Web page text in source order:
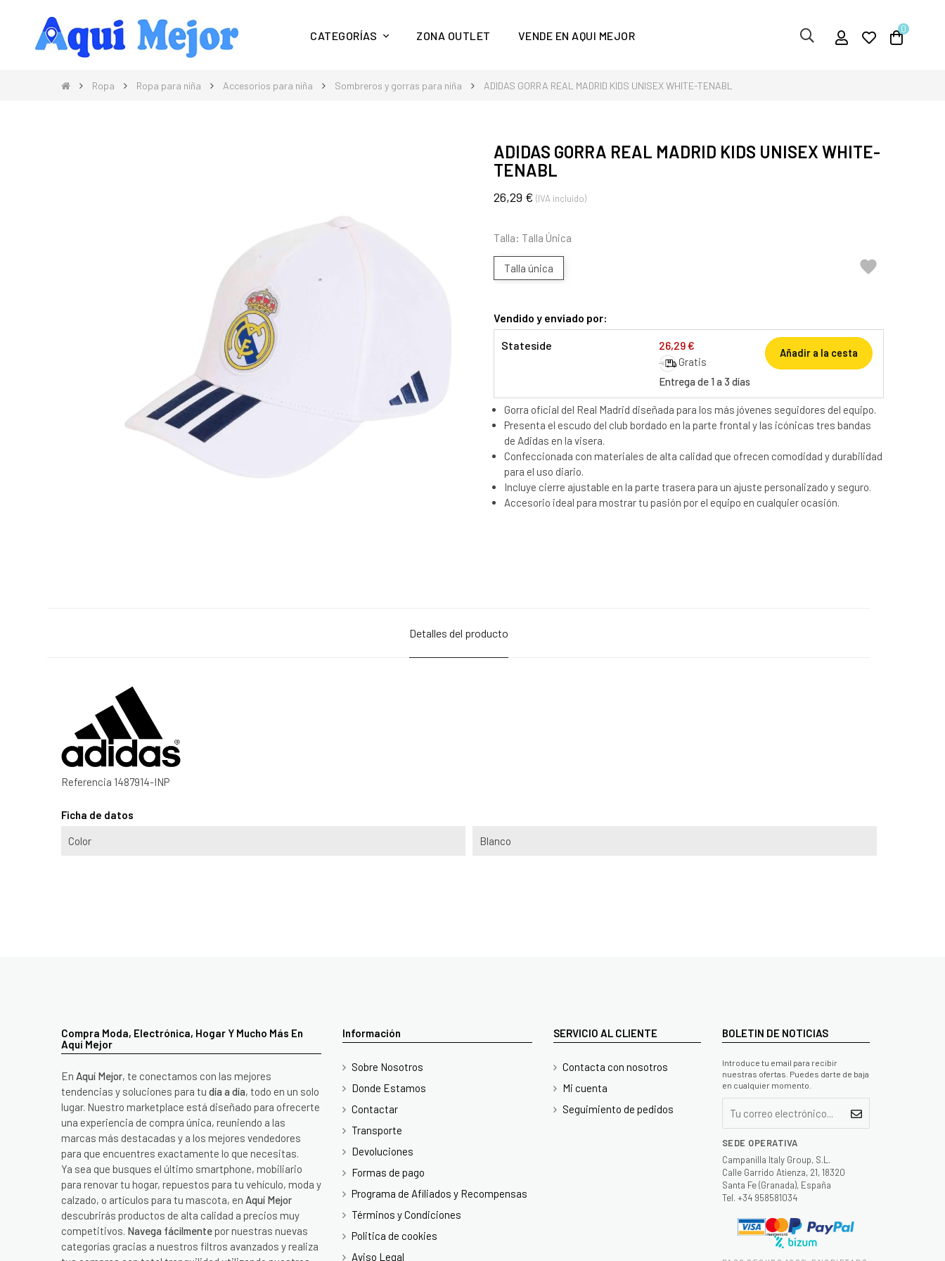
Compra Moda, Electrónica, Hogar y mucho más en Aquí Mejor
CATEGORÍAS ZONA OUTLET VENDE EN AQUI MEJOR 0
Ropa Ropa para niña Accesorios para niña Sombreros y gorras para niña ADIDAS GORRA REAL MADRID KIDS UNISEX WHITE-TENABL
ADIDAS GORRA REAL MADRID KIDS UNISEX WHITE-
TENABL
26,29 € (IVA incluido)
Talla: Talla Única
Talla única 
Vendido y enviado por:
Stateside 26,29 €
Gratis
Entrega de 1 a 3 días
Añadir a la cesta
Gorra oficial del Real Madrid diseñada para los más jóvenes seguidores del equipo.
Presenta el escudo del club bordado en la parte frontal y las icónicas tres bandas
de Adidas en la visera.
Confeccionada con materiales de alta calidad que ofrecen comodidad y durabilidad
para el uso diario.
Incluye cierre ajustable en la parte trasera para un ajuste personalizado y seguro.
Accesorio ideal para mostrar tu pasión por el equipo en cualquier ocasión.
Detalles del producto
Referencia 1487914-INP
Ficha de datos
Color Blanco
Compra Moda, Electrónica, Hogar Y Mucho Más En
Aquí Mejor
En Aquí Mejor, te conectamos con las mejores
tendencias y soluciones para tu día a día, todo en un solo
lugar. Nuestro marketplace está diseñado para ofrecerte
una experiencia de compra única, reuniendo a las
marcas más destacadas y a los mejores vendedores
para que encuentres exactamente lo que necesitas.
Ya sea que busques el último smartphone, mobiliario
para renovar tu hogar, repuestos para tu vehículo, moda y
calzado, o artículos para tu mascota, en Aquí Mejor
descubrirás productos de alta calidad a precios muy
competitivos. Navega fácilmente por nuestras nuevas
categorías gracias a nuestros filtros avanzados y realiza
Información
Sobre Nosotros
Donde Estamos
Contactar
Transporte
Devoluciones
Formas de pago
Programa de Afiliados y Recompensas
Términos y Condiciones
Politica de cookies
Aviso Legal
SERVICIO AL CLIENTE
Contacta con nosotros
Mi cuenta
Seguimiento de pedidos
BOLETIN DE NOTICIAS
Introduce tu email para recibir
nuestras ofertas. Puedes darte de baja
en cualquier momento.
SEDE OPERATIVA
Campanilla Italy Group, S.L.
Calle Garrido Atienza, 21, 18320
Santa Fe (Granada), España
Tel. +34 958581034